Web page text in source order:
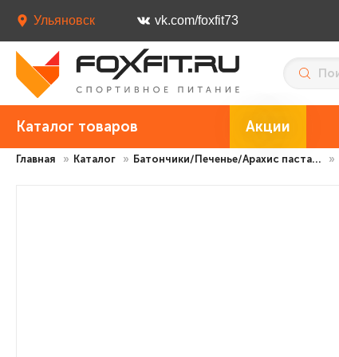
Ульяновск vk.com/foxfit73
Каталог товаров Акции
Главная » Каталог » Батончики/Печенье/Арахис паста... »